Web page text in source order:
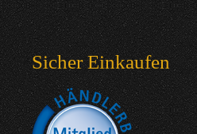
Sicher Einkaufen